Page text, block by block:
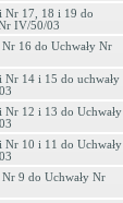
Nr 17, 18 i 19 do
IV/50/03
Nr 16 do Uchwały Nr
Nr 14 i 15 do uchwały
Nr 12 i 13 do Uchwały
Nr 10 i 11 do Uchwały
Nr 9 do Uchwały Nr